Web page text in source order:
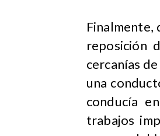
Finalmente,
reposición
cercanías
una
conducía
trabajos